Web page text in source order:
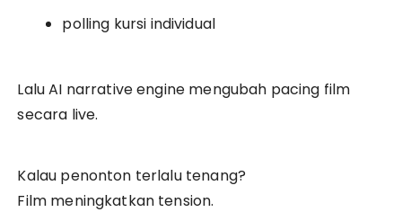
polling kursi individual
Lalu AI narrative engine mengubah pacing film
secara live.
Kalau penonton terlalu tenang?
Film meningkatkan tension.